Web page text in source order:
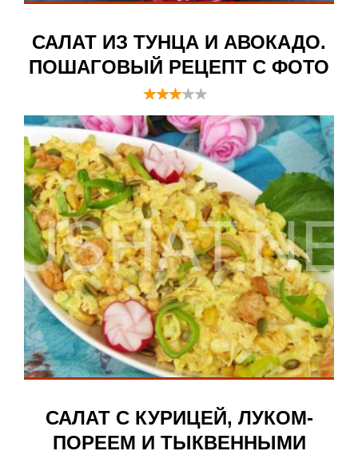
САЛАТ ИЗ ТУНЦА И АВОКАДО.
ПОШАГОВЫЙ РЕЦЕПТ С ФОТО
САЛАТ С КУРИЦЕЙ, ЛУКОМ-
ПОРЕЕМ И ТЫКВЕННЫМИ